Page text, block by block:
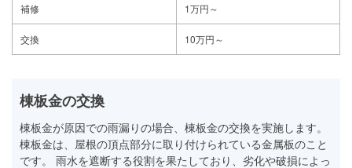
補修 1万円～
交換 10万円～
棟板金の交換
棟板金が原因での雨漏りの場合、棟板金の交換を実施します。
棟板金は、屋根の頂点部分に取り付けられている金属板のこと
です。 雨水を遮断する役割を果たしており、劣化や破損によっ